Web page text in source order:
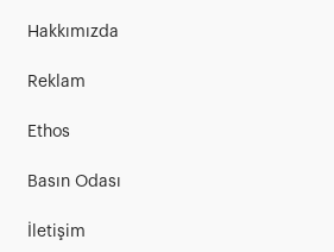
Hakkımızda
Reklam
Ethos
Basın Odası
İletişim